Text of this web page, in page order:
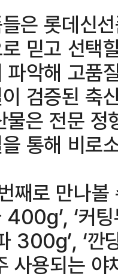
은 롯데신
믿고 선택
파악해 고품
검증된 축
물은 전문
통해 비로
째로 만나
400g’, ‘커
300g’, ‘
사용되는